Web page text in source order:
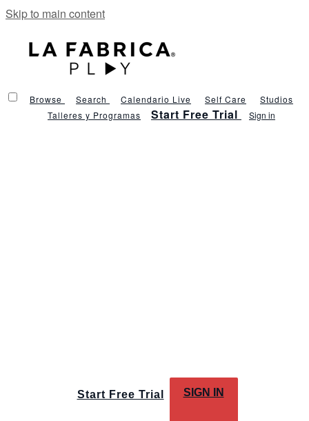
Skip to main content
Browse Search Calendario Live Self Care
Studios
Talleres y Programas
Start Free Trial Sign in
Start Free Trial SIGN IN